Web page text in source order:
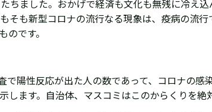
ちました。 おかげで経済も文化も無残に冷え込
そも新型コロナの流行なる現象は、疫病の流行
のです。
陽性反応が出た人の数であって、コロナの感
ます。自治体、マスコミはこのからくりを絶